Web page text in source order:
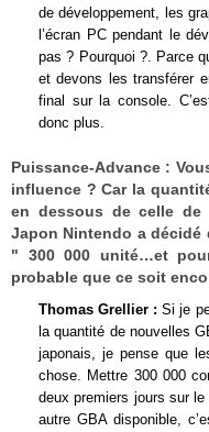
de développement, les
l’écran PC pendant le
pas ? Pourquoi ?. Parce
et devons les transférer
final sur la console.
donc plus.
Puissance-Advance :
influence ? Car la
en dessous de celle de
Japon Nintendo a décidé
" 300 000 unité…et
probable que ce soit
Thomas Grellier : Si je
la quantité de nouvelles
japonais, je pense que
chose. Mettre 300 000
deux premiers jours sur
autre GBA disponible,